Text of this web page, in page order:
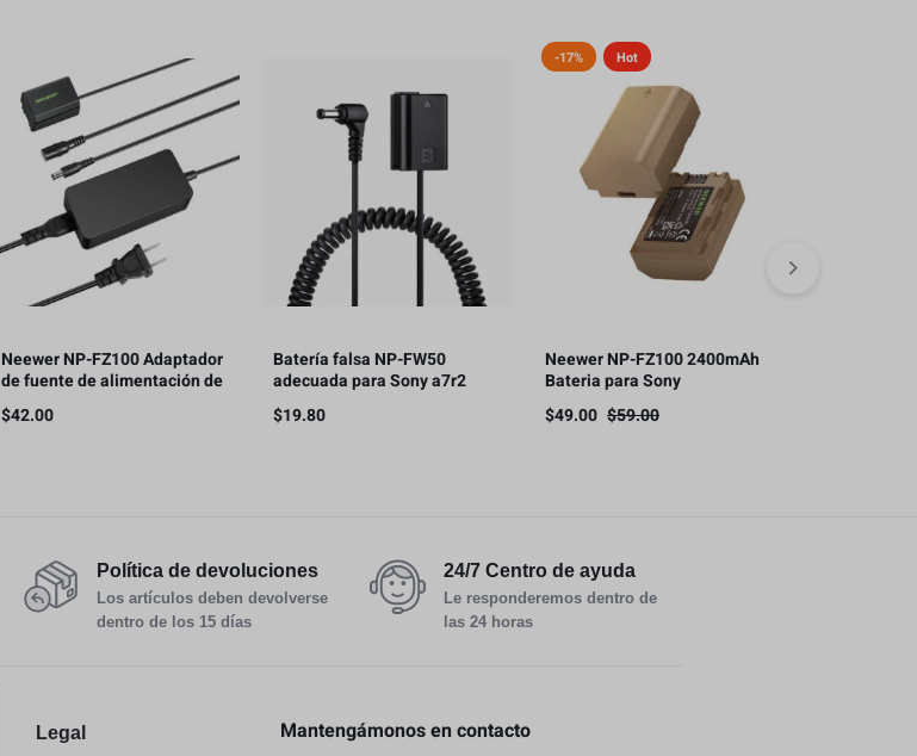
Neewer NP-FZ100 Adaptador
de fuente de alimentación de
CA y acoplador de CC Kit de
cargador de batería ficticio
$42.00
Batería falsa NP-FW50
adecuada para Sony a7r2
a7m2 a6000 a6100
$19.80
-17% Hot
Neewer NP-FZ100 2400mAh
Bateria para Sony
$49.00 $59.00
Política de devoluciones
Los artículos deben devolverse
dentro de los 15 días
24/7 Centro de ayuda
Le responderemos dentro de
las 24 horas
Legal
Mantengámonos en contacto